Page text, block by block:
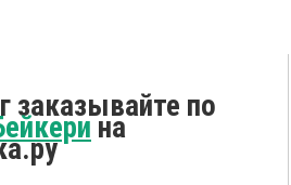
заказывайте по
на